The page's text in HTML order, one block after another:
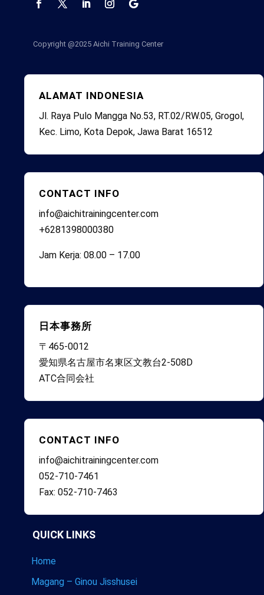
Copyright @2025 Aichi Training Center
ALAMAT INDONESIA
Jl. Raya Pulo Mangga No.53, RT.02/RW.05, Grogol,
Kec. Limo, Kota Depok, Jawa Barat 16512
CONTACT INFO
info@aichitrainingcenter.com
+6281398000380
Jam Kerja: 08.00 – 17.00
日本事務所
〒465-0012
愛知県名古屋市名東区文教台2-508D
ATC合同会社
CONTACT INFO
info@aichitrainingcenter.com
052-710-7461
Fax: 052-710-7463
QUICK LINKS
Home
Magang – Ginou Jisshusei